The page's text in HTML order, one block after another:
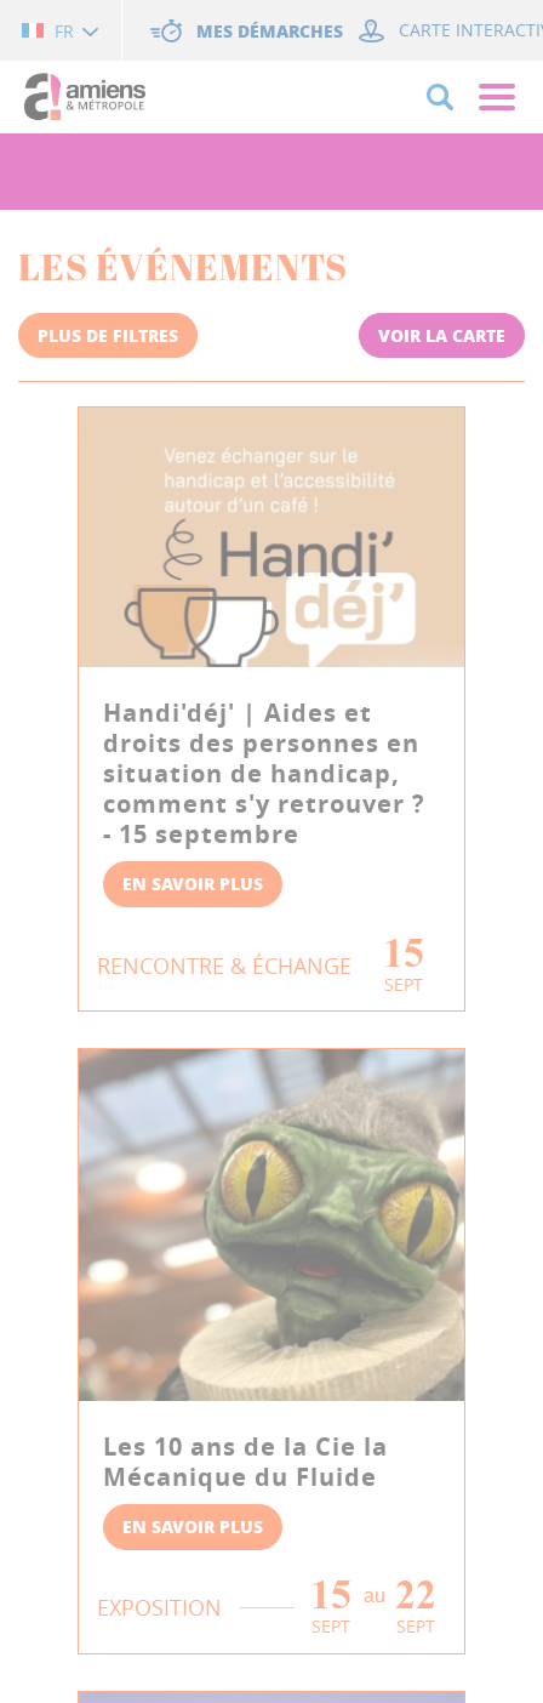
FR MES DÉMARCHES CARTE
LES ÉVÉNEMENTS
PLUS DE FILTRES VOIR LA CARTE
Handi'déj' | Aides et
droits des personnes en
situation de handicap,
comment s'y retrouver ?
- 15 septembre
EN SAVOIR PLUS
RENCONTRE & ÉCHANGE 15
SEPT
Les 10 ans de la Cie la
Mécanique du Fluide
EN SAVOIR PLUS
EXPOSITION 15
SEPT
au 22
SEPT